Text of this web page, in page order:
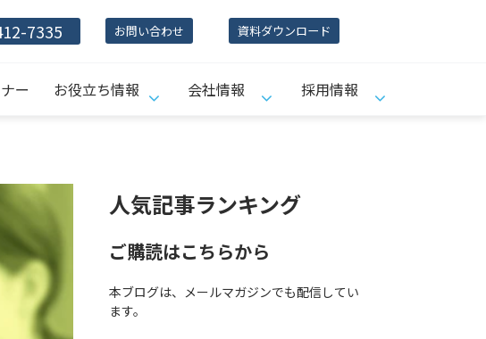
7335 お問い合わせ 資料ダウンロード
ー お役立ち情報 会社情報 採用情報
人気記事ランキング
ご購読はこちらから
本ブログは、メールマガジンでも配信してい
ます。